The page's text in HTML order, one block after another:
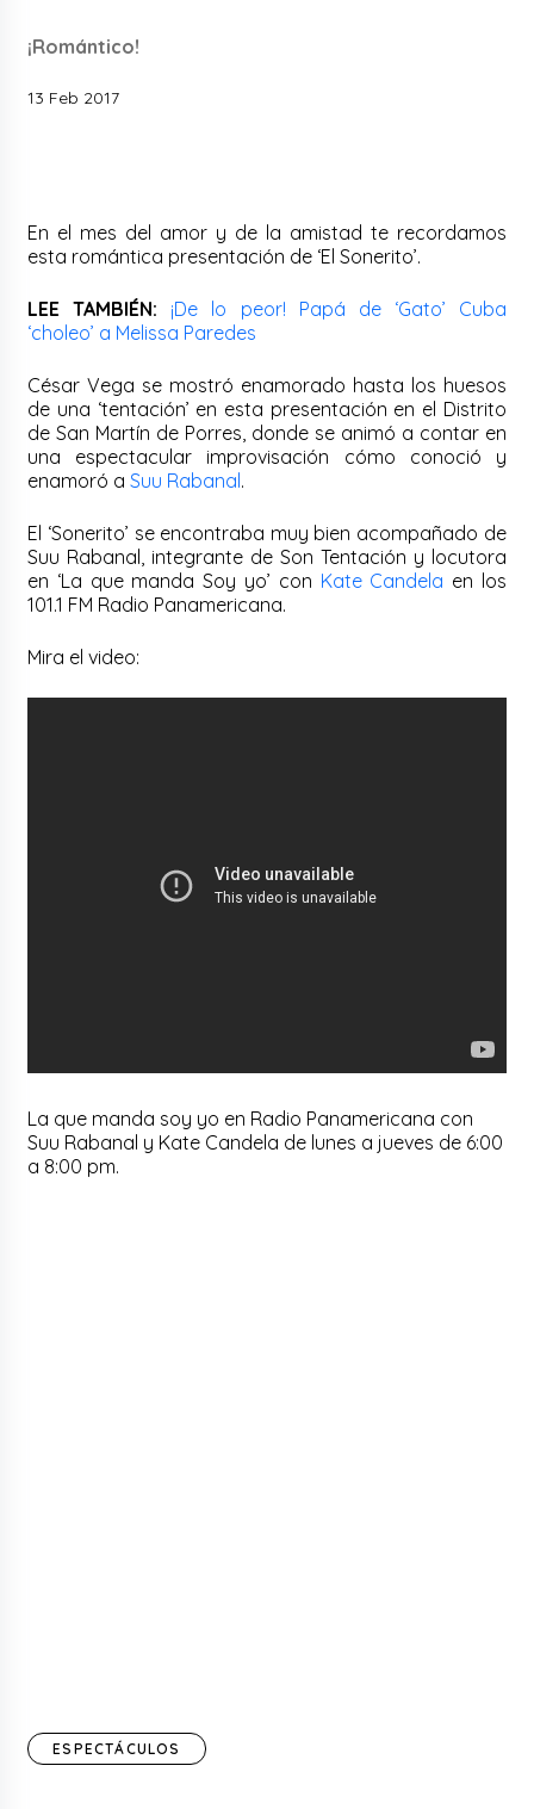
¡Romántico!
13 Feb 2017
En el mes del amor y de la amistad te recordamos
esta romántica presentación de ‘El Sonerito’.
LEE TAMBIÉN: ¡De lo peor! Papá de ‘Gato’ Cuba
‘choleo’ a Melissa Paredes
César Vega se mostró enamorado hasta los huesos
de una ‘tentación’ en esta presentación en el Distrito
de San Martín de Porres, donde se animó a contar en
una espectacular improvisación cómo conoció y
enamoró aSuu Rabanal.
El ‘Sonerito’ se encontraba muy bien acompañado de
Suu Rabanal, integrante de Son Tentación y locutora
en ‘La que manda Soy yo’ con Kate Candela en los
101.1 FM Radio Panamericana.
Mira el video:
La que manda soy yo en Radio Panamericana con
Suu Rabanal y Kate Candela de lunes a jueves de 6:00
a 8:00 pm.
ESPECTÁCULOS